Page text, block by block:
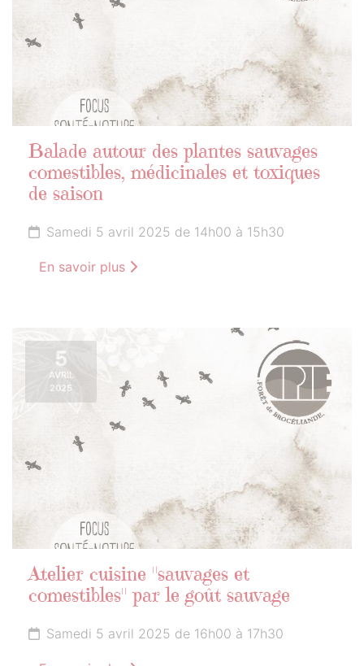
Balade autour des plantes sauvages
comestibles, médicinales et toxiques
de saison
Samedi 5 avril 2025 de 14h00 à 15h30
En savoir plus
5
AVRIL
2025
Atelier cuisine "sauvages et
comestibles" par le goût sauvage
Samedi 5 avril 2025 de 16h00 à 17h30